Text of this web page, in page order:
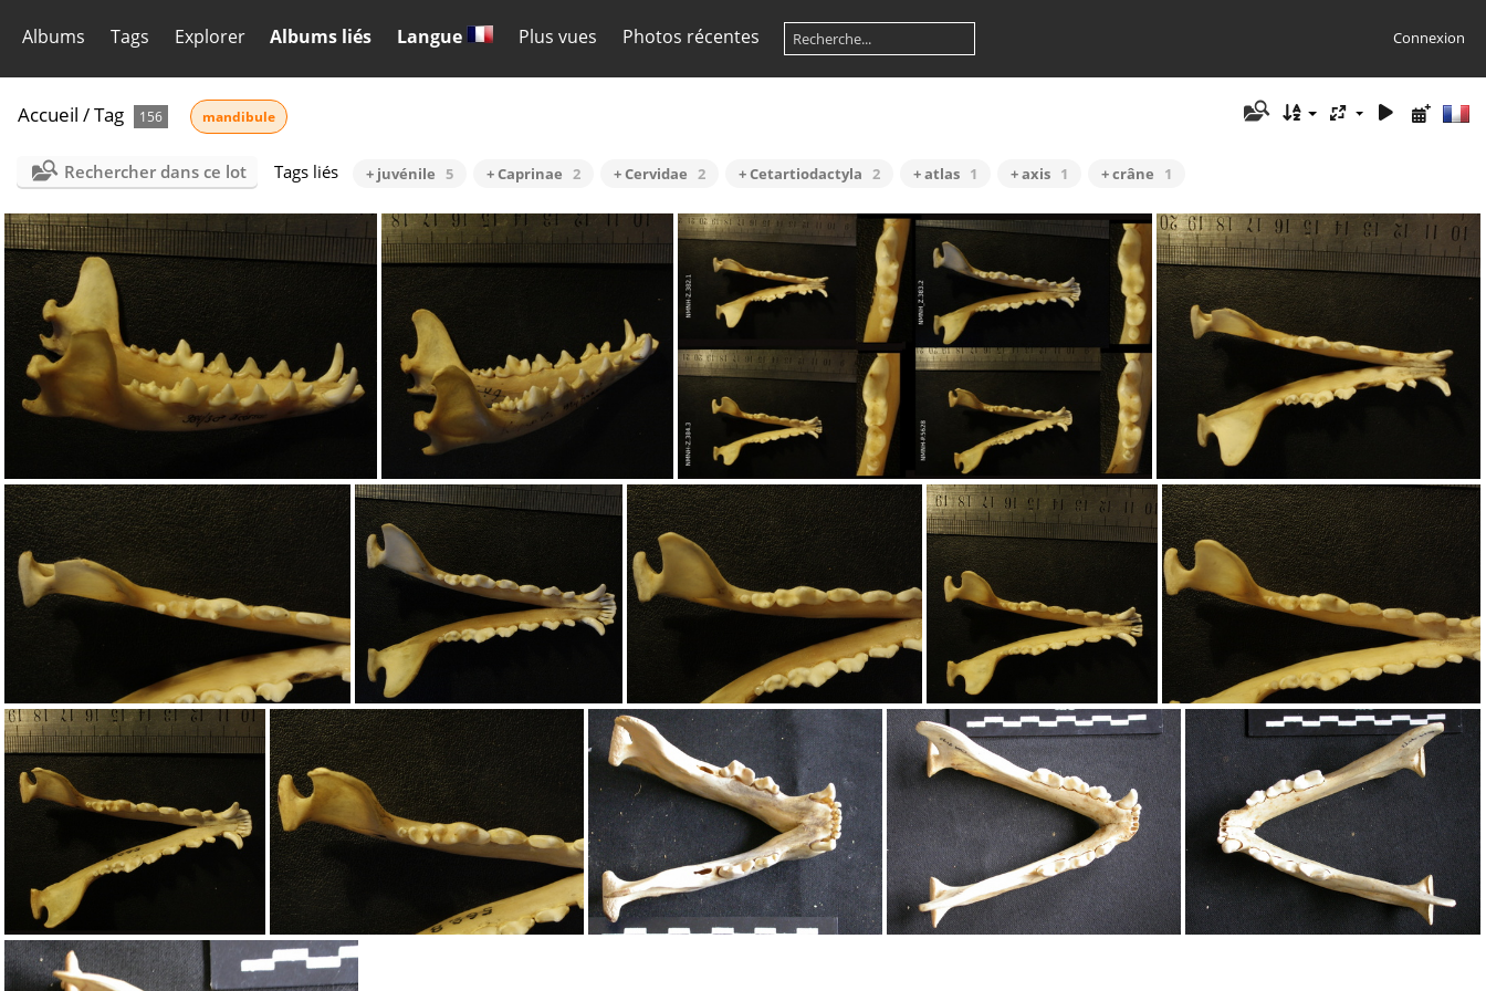
Albums Tags Explorer Albums liés Langue Plus vues Photos récentes Connexion
Accueil /Tag 156 mandibule
Rechercher dans ce lot Tags liés + juvénile 5 + Caprinae 2 + Cervidae 2 + Cetartiodactyla 2 + atlas 1 + axis 1 + crâne 1
Mandibules : vue latérale droite Mandibules : vue latérale droite Mandibules : vue supérieure Mandibules : vue supérieure
Mandibules : vue supérieure Mandibules : vue supérieure Mandibules : vue supérieure Mandibules : vue supérieure Mandibules : vue supérieure